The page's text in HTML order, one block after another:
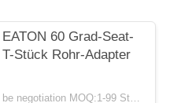
EATON 60 Grad-Seat-
T-Stück Rohr-Adapter
be negotiation MOQ:1-99 Stücke